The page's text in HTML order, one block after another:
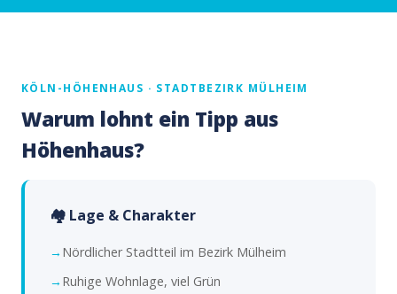
KÖLN-HÖHENHAUS · STADTBEZIRK MÜLHEIM
Warum lohnt ein Tipp aus
Höhenhaus?
🏘️ Lage & Charakter
Nördlicher Stadtteil im Bezirk Mülheim
Ruhige Wohnlage, viel Grün